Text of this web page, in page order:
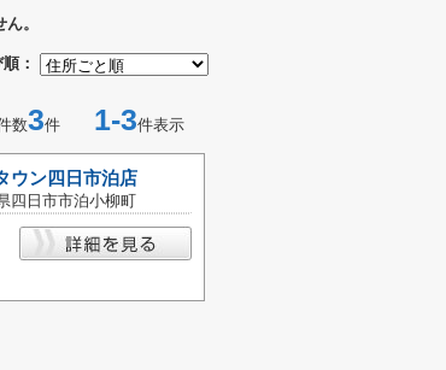
。
：
数3件 1-3件表示
ウン四日市泊店
四日市市泊小柳町